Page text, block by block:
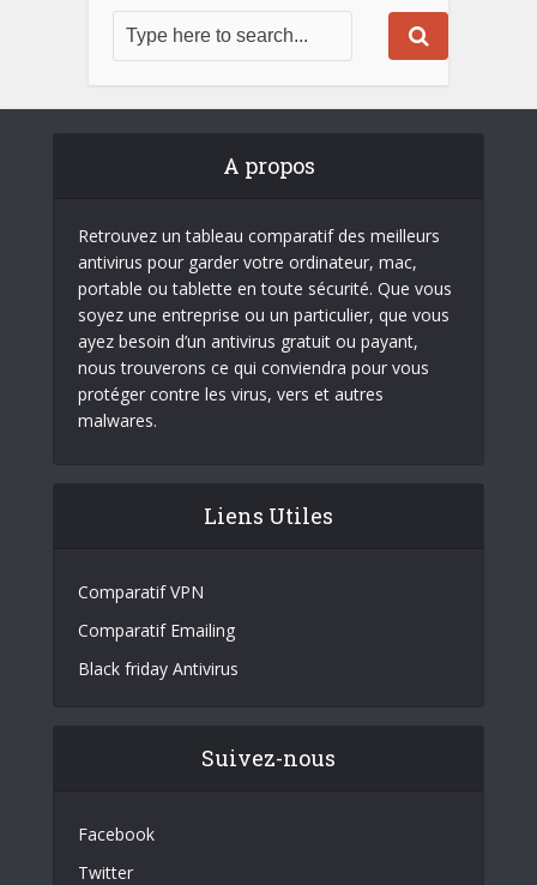
A propos
Retrouvez un tableau comparatif des meilleurs
antivirus pour garder votre ordinateur, mac,
portable ou tablette en toute sécurité. Que vous
soyez une entreprise ou un particulier, que vous
ayez besoin d’un antivirus gratuit ou payant,
nous trouverons ce qui conviendra pour vous
protéger contre les virus, vers et autres
malwares.
Liens Utiles
Comparatif VPN
Comparatif Emailing
Black friday Antivirus
Suivez-nous
Facebook
Twitter